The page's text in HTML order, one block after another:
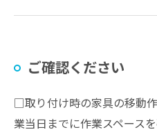
ご確認ください
□取り付け時の家具の移動
業当日までに作業スペース